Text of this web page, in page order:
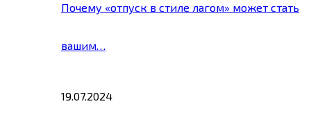
Почему «отпуск в стиле лагом» может стать
вашим…
19.07.2024